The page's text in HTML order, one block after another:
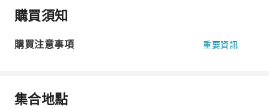
購買須知
購買注意事項 重要資訊
集合地點